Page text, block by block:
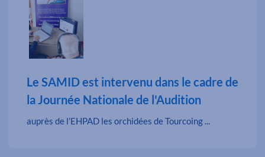
Le SAMID est intervenu dans le cadre de
la Journée Nationale de l'Audition
auprès de l’EHPAD les orchidées de Tourcoing ...